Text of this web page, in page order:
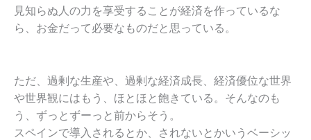
見知らぬ人の力を享受することが経済を作っているな
ら、お金だって必要なものだと思っている。
ただ、過剰な生産や、過剰な経済成長、経済優位な世界
や世界観にはもう、ほとほと飽きている。そんなのも
う、ずっとずーっと前からそう。
スペインで導入されるとか、されないとかいうベーシッ